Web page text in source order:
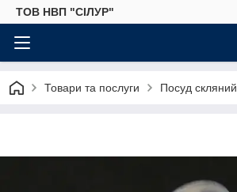
ТОВ НВП "СІЛУР"
Товари та послуги Посуд скляний